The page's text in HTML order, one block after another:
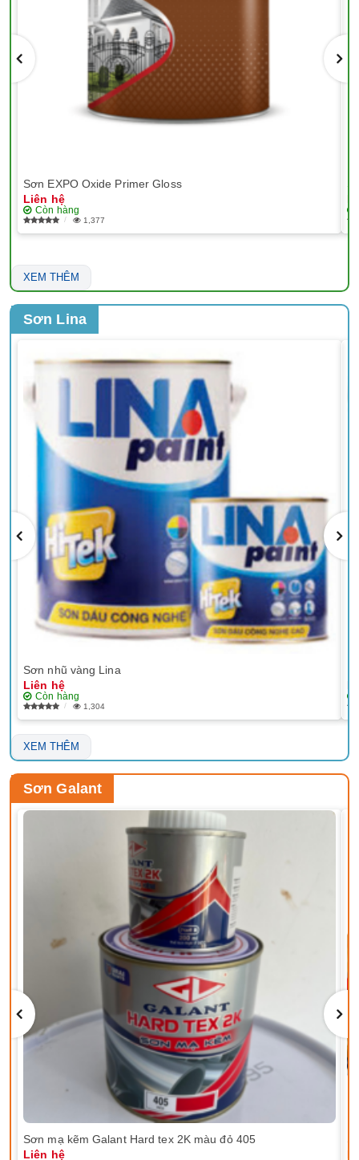
Sơn EXPO Oxide Primer Gloss
Liên hệ
Còn hàng
1,377
XEM THÊM
Sơn Lina
Sơn nhũ vàng Lina
Liên hệ
Còn hàng
1,304
XEM THÊM
Sơn Galant
Sơn mạ kẽm Galant Hard tex 2K màu đỏ 405
Liên hệ